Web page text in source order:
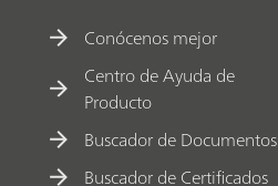
Conócenos mejor
Centro de Ayuda de
Producto
Buscador de Documentos
Buscador de Certificados